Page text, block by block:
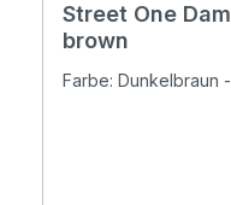
Street One
brown
Farbe: Dunkelbraun -